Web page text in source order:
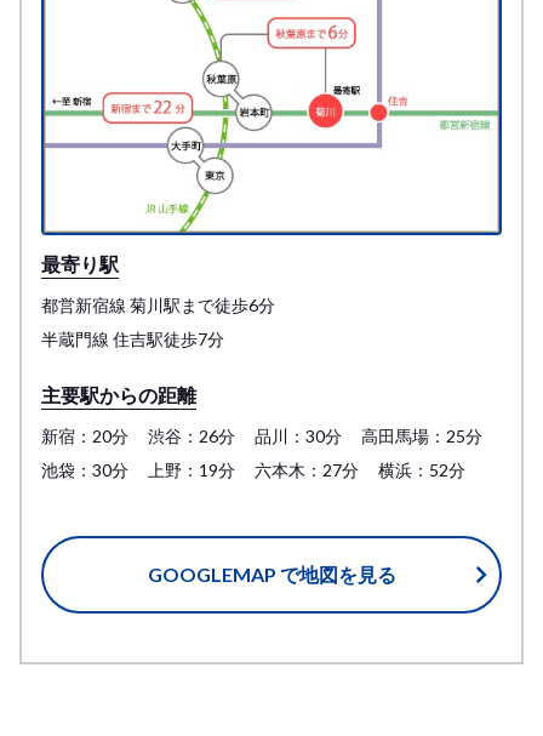
最寄り駅
都営新宿線 菊川駅まで徒歩6分
半蔵門線 住吉駅徒歩7分
主要駅からの距離
新宿：20分 渋谷：26分 品川：30分
高田馬場：25分
池袋：30分
上野：19分 六本木：27分 横浜：52分
GOOGLEMAP で地図を見る